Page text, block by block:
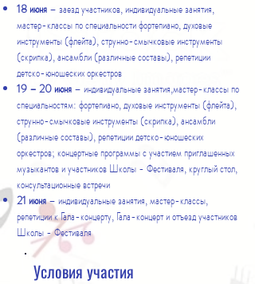
18 июня – заезд участников, индивидуальные занятия,
мастер-классы по специальности фортепиано, духовые
инструменты (флейта), струнно-смычковые инструменты
(скрипка), ансамбли (различные составы), репетиции
детско-юношеских оркестров
19 – 20 июня – индивидуальные занятия,мастер-классы по
специальностям: фортепиано, духовые инструменты (флейта),
струнно-смычковые инструменты (скрипка), ансамбли
(различные составы), репетиции детско-юношеских
оркестров; концертные программы с участием приглашенных
музыкантов и участников Школы - Фестиваля, круглый стол,
консультационные встречи
21 июня– индивидуальные занятия, мастер-классы,
репетиции к Гала-концерту, Гала-концерт и отъезд участников
Школы - Фестиваля
Условия участия